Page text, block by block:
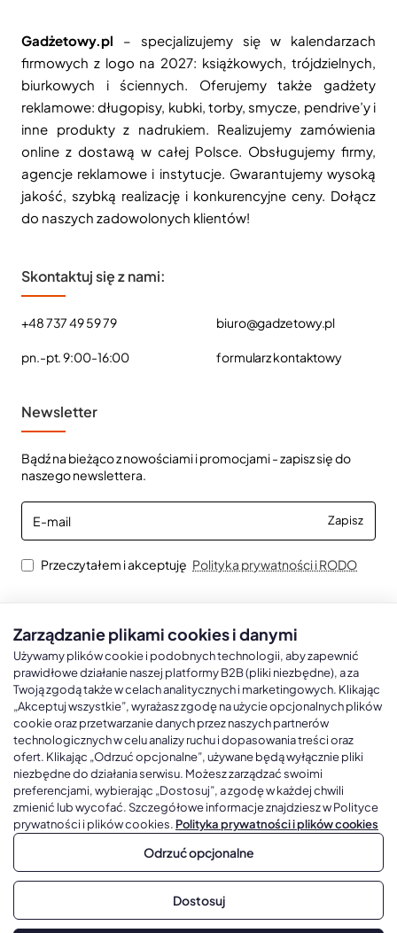
Gadżetowy.pl – specjalizujemy się w kalendarzach
firmowych z logo na 2027: książkowych, trójdzielnych,
biurkowych i ściennych. Oferujemy także gadżety
reklamowe: długopisy, kubki, torby, smycze, pendrive’y i
inne produkty z nadrukiem. Realizujemy zamówienia
online z dostawą w całej Polsce. Obsługujemy firmy,
agencje reklamowe i instytucje. Gwarantujemy wysoką
jakość, szybką realizację i konkurencyjne ceny. Dołącz
do naszych zadowolonych klientów!
Skontaktuj się z nami:
+48 737 49 59 79
pn.-pt. 9:00-16:00
biuro@gadzetowy.pl
formularz kontaktowy
Newsletter
Bądź na bieżąco z nowościami i promocjami - zapisz się do
naszego newslettera.
E-
mail
Zapisz
Przeczytałem i akceptuję Polityka prywatności i RODO
Kalendarze książkowe A5
Kalendarze książkowe A4
Kalendarze książkowe B5
Kalendarze książkowe A6 i B6
Kalendarze książkowe z własną oprawą
Kalendarze Ścienne
Kalendarze trójdzielne
Kalendarze jednodzielne
Kalendarze czterodzielne
Kalendarze Wieloplanszowe
Kalendarze Wielopanszowe, Plakatowe
Copyright © 2026, Gadżetowy.pl, All Rights Reserved, Platforma
Zarządzanie plikami cookies i danymi
Używamy plików cookie i podobnych technologii, aby zapewnić
prawidłowe działanie naszej platformy B2B (pliki niezbędne), a za
Twoją zgodą także w celach analitycznych i marketingowych. Klikając
„Akceptuj wszystkie”, wyrażasz zgodę na użycie opcjonalnych plików
cookie oraz przetwarzanie danych przez naszych partnerów
technologicznych w celu analizy ruchu i dopasowania treści oraz
ofert. Klikając „Odrzuć opcjonalne”, używane będą wyłącznie pliki
niezbędne do działania serwisu. Możesz zarządzać swoimi
preferencjami, wybierając „Dostosuj”, a zgodę w każdej chwili
zmienić lub wycofać. Szczegółowe informacje znajdziesz w Polityce
prywatności i plików cookies. Polityka prywatności i plików cookies
Odrzuć opcjonalne
Dostosuj